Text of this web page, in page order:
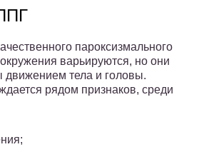
пароксизмального
варьируются, но они
движением тела и головы.
рядом признаков, среди